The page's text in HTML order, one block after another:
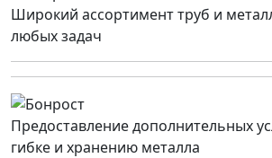
Широкий ассортимент труб и
любых задач
Предоставление дополнительных
гибке и хранению металла